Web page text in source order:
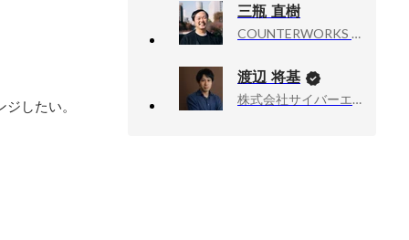
したい。
三瓶 直樹
COUNTERWORKS inc, CEO
渡辺 将基
株式会社サイバーエージェント, 新R25編集長